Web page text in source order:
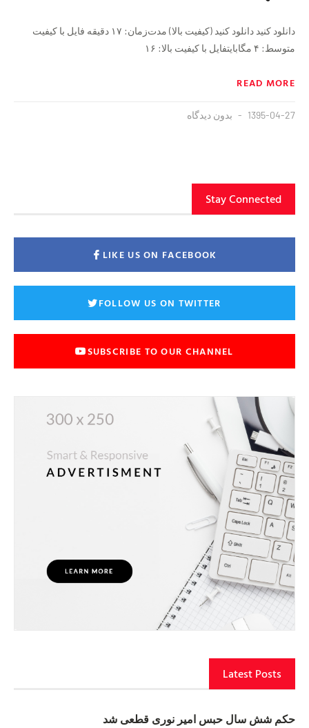
دانلود کنید دانلود کنید (کیفیت بالا) مدت‌زمان: ١٧ دقيقه فايل با كيفيت
متوسط: ۴ مگابايتفايل با كيفيت بالا: ١۶
READ MORE
1395-04-27 بدون دیدگاه
Stay Connected
LIKE US ON FACEBOOK
FOLLOW US ON TWITTER
SUBSCRIBE TO OUR CHANNEL
Latest Posts
حکم شش سال حبس امیر نوری قطعی شد